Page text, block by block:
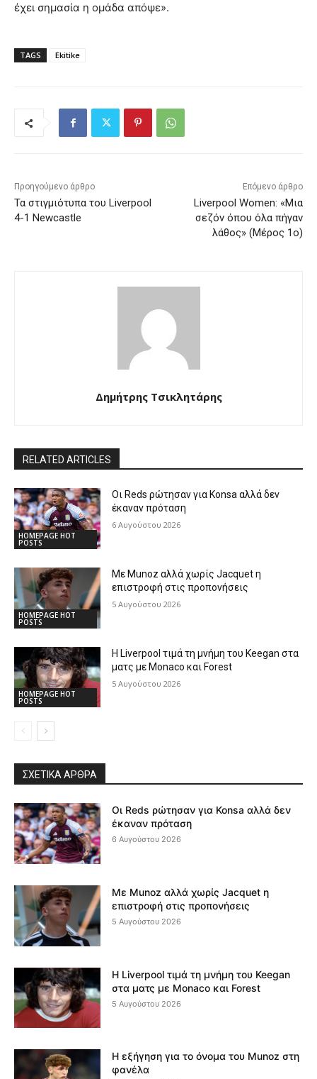
έχει σημασία η ομάδα απόψε».
TAGS Ekitike
Προηγούμενο άρθρο
Τα στιγμιότυπα του Liverpool
4-1 Newcastle
Επόμενο άρθρο
Liverpool Women: «Μια
σεζόν όπου όλα πήγαν
λάθος» (Μέρος 1ο)
Δημήτρης Τσικλητάρης
RELATED ARTICLES
HOMEPAGE HOT
POSTS
Οι Reds ρώτησαν για Konsa αλλά δεν
έκαναν πρόταση
6 Αυγούστου 2026
HOMEPAGE HOT
POSTS
Με Munoz αλλά χωρίς Jacquet η
επιστροφή στις προπονήσεις
5 Αυγούστου 2026
HOMEPAGE HOT
POSTS
Η Liverpool τιμά τη μνήμη του Keegan στα
ματς με Monaco και Forest
5 Αυγούστου 2026
ΣΧΕΤΙΚΆ ΆΡΘΡΑ
Οι Reds ρώτησαν για Konsa αλλά δεν
έκαναν πρόταση
6 Αυγούστου 2026
Με Munoz αλλά χωρίς Jacquet η
επιστροφή στις προπονήσεις
5 Αυγούστου 2026
Η Liverpool τιμά τη μνήμη του Keegan
στα ματς με Monaco και Forest
5 Αυγούστου 2026
Η εξήγηση για το όνομα του Munoz στη
φανέλα